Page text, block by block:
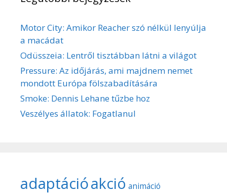
Motor City: Amikor Reacher szó nélkül lenyúlja
a macádat
Odüsszeia: Lentről tisztábban látni a világot
Pressure: Az időjárás, ami majdnem nemet
mondott Európa fölszabadítására
Smoke: Dennis Lehane tűzbe hoz
Veszélyes állatok: Fogatlanul
adaptációakció animáció